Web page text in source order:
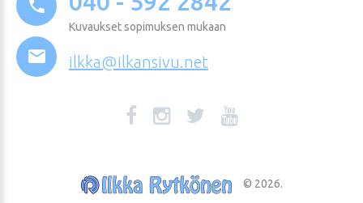
Kuvaukset sopimuksen mukaan
ilkka@ilkansivu.net
© 2026.